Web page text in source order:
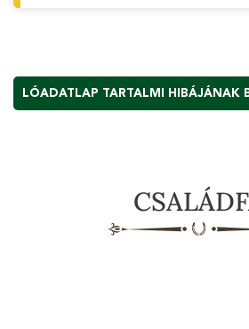
LÓADATLAP TARTALMI HIBÁJÁNAK